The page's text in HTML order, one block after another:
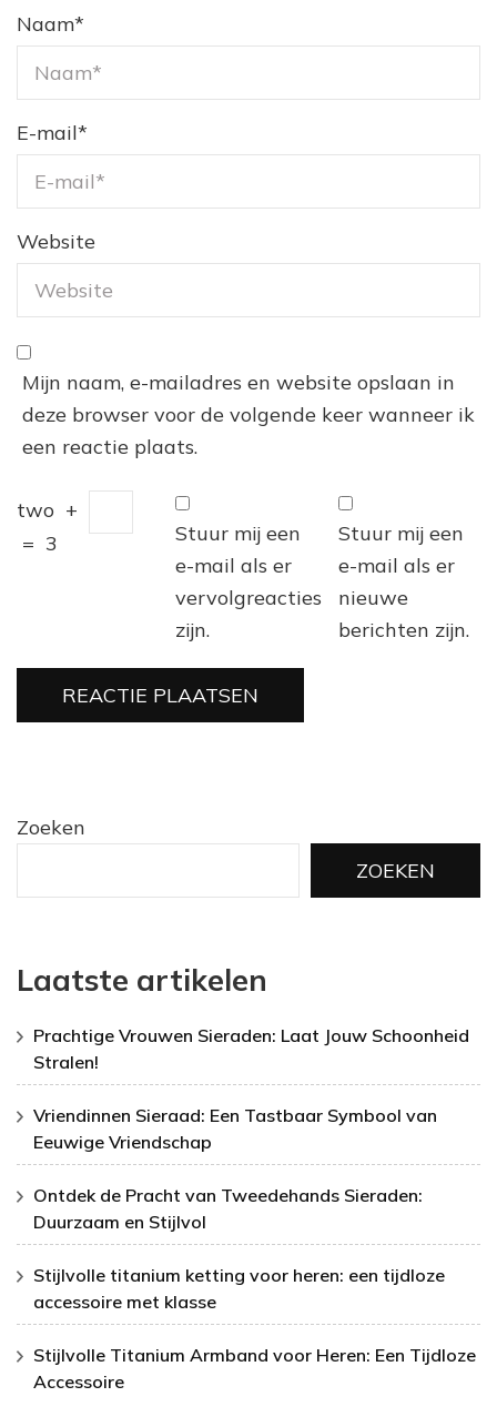
Naam*
E-mail*
Website
Mijn naam, e-mailadres en website opslaan in
deze browser voor de volgende keer wanneer ik
een reactie plaats.
two +
= 3
Stuur mij een
e-mail als er
vervolgreacties
zijn.
Stuur mij een
e-mail als er
nieuwe
berichten zijn.
Zoeken
ZOEKEN
Laatste artikelen
Prachtige Vrouwen Sieraden: Laat Jouw Schoonheid
Stralen!
Vriendinnen Sieraad: Een Tastbaar Symbool van
Eeuwige Vriendschap
Ontdek de Pracht van Tweedehands Sieraden:
Duurzaam en Stijlvol
Stijlvolle titanium ketting voor heren: een tijdloze
accessoire met klasse
Stijlvolle Titanium Armband voor Heren: Een Tijdloze
Accessoire